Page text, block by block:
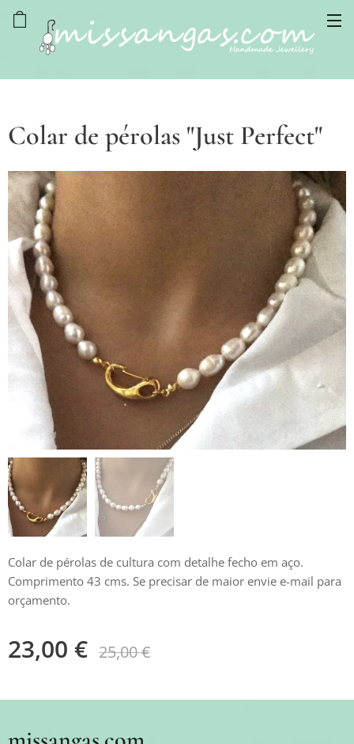
Colar de pérolas "Just Perfect"
Colar de pérolas de cultura com detalhe fecho em aço.
Comprimento 43 cms. Se precisar de maior envie e-mail para
orçamento.
23,00 € 25,00€